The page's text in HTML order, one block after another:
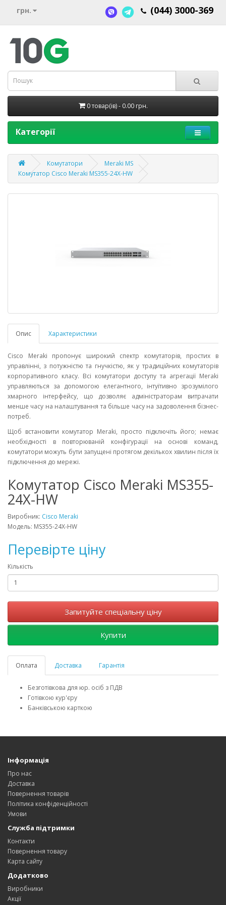
грн. (044) 3000-369
0 товар(ів) - 0.00 грн.
Категорії
Комутатори
Meraki MS
Комутатор Cisco Meraki MS355-24X-HW
Опис Характеристики
Cisco Meraki пропонує широкий спектр комутаторів, простих в
управлінні, з потужністю та гнучкістю, як у традиційних комутаторів
корпоративного класу. Всі комутатори доступу та агрегації Meraki
управляються за допомогою елегантного, інтуїтивно зрозумілого
хмарного інтерфейсу, що дозволяє адміністраторам витрачати
менше часу на налаштування та більше часу на задоволення бізнес-
потреб.
Щоб встановити комутатор Meraki, просто підключіть його; немає
необхідності в повторюваній конфігурації на основі команд,
комутатори можуть бути запущені протягом декількох хвилин після їх
підключення до мережі.
Комутатор Cisco Meraki MS355-
24X-HW
Виробник: Cisco Meraki
Модель: MS355-24X-HW
Перевірте ціну
Кількість
Запитуйте спеціальну ціну
Купити
Оплата Доставка Гарантія
Безготівкова для юр. осіб з ПДВ
Готівкою кур'єру
Банківською карткою
Інформація
Про нас
Доставка
Повернення товарів
Політика конфіденційності
Умови
Служба підтримки
Контакти
Повернення товару
Карта сайту
Додатково
Виробники
Акції